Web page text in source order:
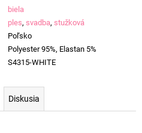
biela
ples, svadba, stužková
Poľsko
Polyester 95%, Elastan 5%
S4315-WHITE
Diskusia